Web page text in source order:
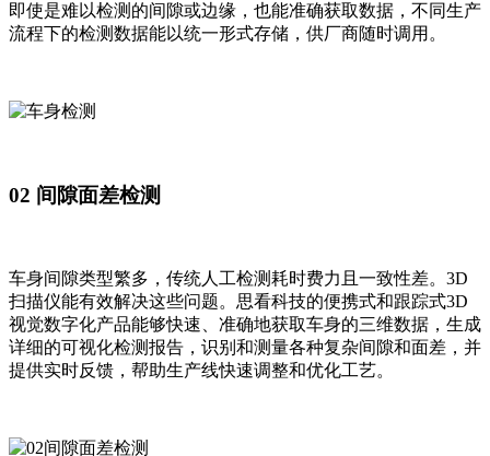
即使是难以检测的间隙或边缘，也能准确获取数据，不同生产
流程下的检测数据能以统一形式存储，供厂商随时调用。
02 间隙面差检测
车身间隙类型繁多，传统人工检测耗时费力且一致性差。3D
扫描仪能有效解决这些问题。思看科技的便携式和跟踪式3D
视觉数字化产品能够快速、准确地获取车身的三维数据，生成
详细的可视化检测报告，识别和测量各种复杂间隙和面差，并
提供实时反馈，帮助生产线快速调整和优化工艺。